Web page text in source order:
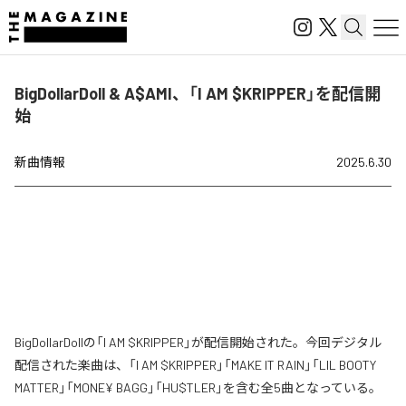
BigDollarDoll & A$AMI、「I AM $KRIPPER」を配信開
始
新曲情報 2025.6.30
BigDollarDollの「I AM $KRIPPER」が配信開始された。今回デジタル
配信された楽曲は、「I AM $KRIPPER」「MAKE IT RAIN」「LIL BOOTY
MATTER」「MONE¥ BAGG」「HU$TLER」を含む全5曲となっている。